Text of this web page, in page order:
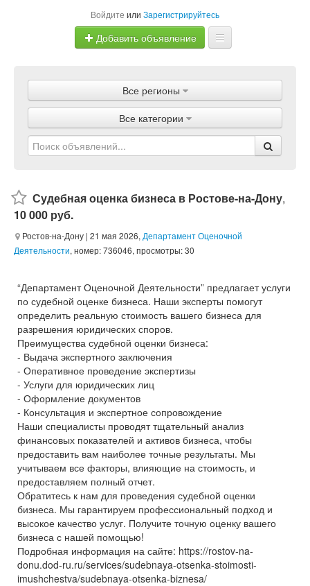
Войдите или Зарегистрируйтесь
Добавить объявление
Объявления
Магазины
Услуги
Все регионы
Все категории
Судебная оценка бизнеса в Ростове-на-Дону,
10 000 руб.
Ростов-на-Дону | 21 мая 2026, Департамент Оценочной
Деятельности, номер: 736046, просмотры: 30
“Департамент Оценочной Деятельности” предлагает услуги
по судебной оценке бизнеса. Наши эксперты помогут
определить реальную стоимость вашего бизнеса для
разрешения юридических споров.
Преимущества судебной оценки бизнеса:
- Выдача экспертного заключения
- Оперативное проведение экспертизы
- Услуги для юридических лиц
- Оформление документов
- Консультация и экспертное сопровождение
Наши специалисты проводят тщательный анализ
финансовых показателей и активов бизнеса, чтобы
предоставить вам наиболее точные результаты. Мы
учитываем все факторы, влияющие на стоимость, и
предоставляем полный отчет.
Обратитесь к нам для проведения судебной оценки
бизнеса. Мы гарантируем профессиональный подход и
высокое качество услуг. Получите точную оценку вашего
бизнеса с нашей помощью!
Подробная информация на сайте: https://rostov-na-
donu.dod-ru.ru/services/sudebnaya-otsenka-stoimosti-
imushchestva/sudebnaya-otsenka-biznesa/